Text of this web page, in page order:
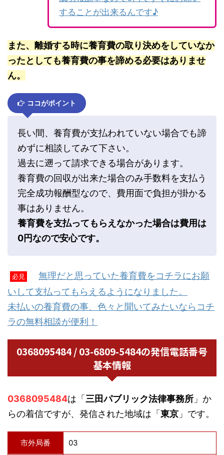
することが出来るんです♪
また、離婚する時に養育費の取り決めをしていなか
ったとしても養育費の事を諦める必要はありませ
ん。
ココがポイント
長い間、養育費が支払われていない場合でも諦
めずに相談してみて下さい。
過去に遡って請求できる場合があります。
養育費の回収が出来た場合のみ手数料を支払う
完全成功報酬型なので、費用面で負担が掛かる
事はありません。
養育費を支払ってもらえなかった場合は費用は
0円なので安心です。
必見
無理だと思っていた養育費をコチラにお願
いして支払ってもらえるようになりました。
未払いの養育費の事、色々と聞いてみたいならコチ
ラの無料相談が便利！
0368095484 / 03-6809-5484の発信電話番号
基本情報
0368095484は「三田パブリック法律事務所 」か
らの着信ですが、発信された地域は「東京 」です。
市外局番 03